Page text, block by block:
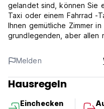
gelandet sind, können Sie
Taxi oder einem Fahrrad -
Ihnen gemütliche Zimmer
grundlegenden, aber allen
Das Frühstück wird an
Stadt und die Berge
Anforderungen im Voraus
Melden
Hausregeln
Einchecken